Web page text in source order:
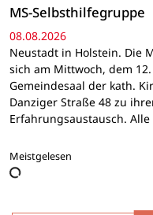
MS-Selbsthilfegruppe
08.08.2026
Neustadt in Holstein. Die
sich am Mittwoch, dem
Gemeindesaal der kath.
Danziger Straße 48 zu
Erfahrungsaustausch.
Meistgelesen